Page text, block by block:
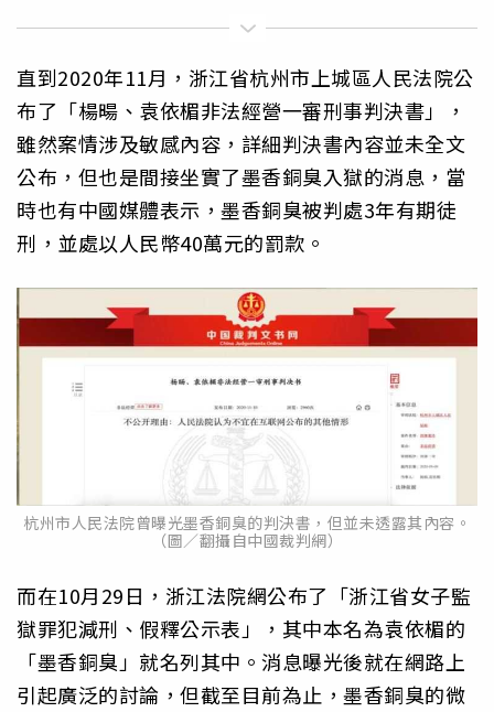
直到2020年11月，浙江省杭州市上城區人民法院公
布了「楊暘、袁依楣非法經營一審刑事判決書」，
雖然案情涉及敏感內容，詳細判決書內容並未全文
公布，但也是間接坐實了墨香銅臭入獄的消息，當
時也有中國媒體表示，墨香銅臭被判處3年有期徒
刑，並處以人民幣40萬元的罰款。
杭州市人民法院曾曝光墨香銅臭的判決書，但並未透露其內容。
（圖／翻攝自中國裁判網）
而在10月29日，浙江法院網公布了「浙江省女子監
獄罪犯減刑、假釋公示表」，其中本名為袁依楣的
「墨香銅臭」就名列其中。消息曝光後就在網路上
引起廣泛的討論，但截至目前為止，墨香銅臭的微